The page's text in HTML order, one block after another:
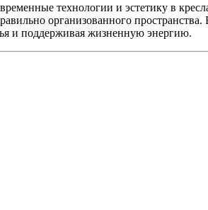
технологии и эстетику в
организованного
и поддерживая жизненную энергию.